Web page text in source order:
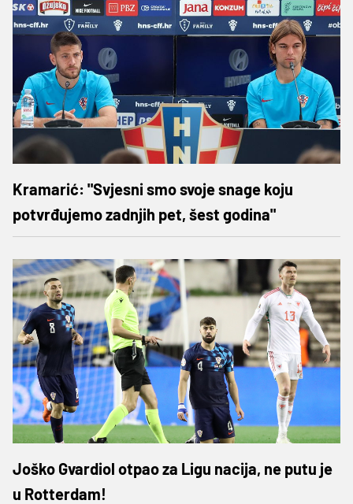
Kramarić: "Svjesni smo svoje snage koju
potvrđujemo zadnjih pet, šest godina"
Joško Gvardiol otpao za Ligu nacija, ne putu je
u Rotterdam!